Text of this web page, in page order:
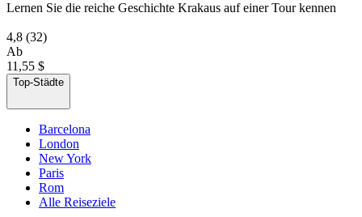
Lernen Sie die reiche Geschichte Krakaus auf einer Tour kennen
4,8 (32)
Ab
11,55 $
Top-Städte
Barcelona
London
New York
Paris
Rom
Alle Reiseziele